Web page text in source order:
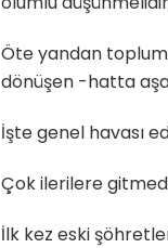
Öte yandan
dönüşen -hatta
İşte genel havası
Çok ilerilere
İlk kez eski